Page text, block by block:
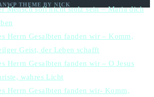
Mensch soll nicht stolz sein – Maria dich
Herrn Gesalbten fanden wir – Komm,
Geist, der Leben schafft
Herrn Gesalbten fanden wir – O Jesus
wahres Licht
Herrn Gesalbten fanden wir- Komm,
THEME BY NICK